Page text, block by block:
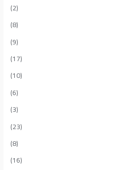
(2)
(8)
(9)
(17)
(10)
(6)
(3)
(23)
(8)
(16)